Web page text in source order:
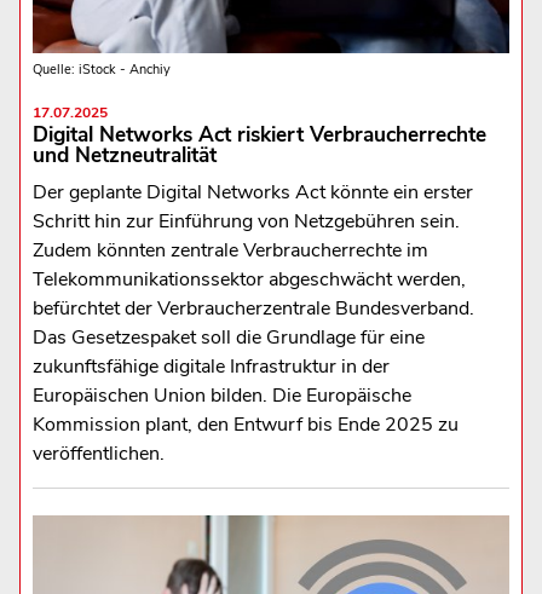
Quelle: iStock - Anchiy
17.07.2025
Digital Networks Act riskiert Verbraucherrechte
und Netzneutralität
Der geplante Digital Networks Act könnte ein erster
Schritt hin zur Einführung von Netzgebühren sein.
Zudem könnten zentrale Verbraucherrechte im
Telekommunikationssektor abgeschwächt werden,
befürchtet der Verbraucherzentrale Bundesverband.
Das Gesetzespaket soll die Grundlage für eine
zukunftsfähige digitale Infrastruktur in der
Europäischen Union bilden. Die Europäische
Kommission plant, den Entwurf bis Ende 2025 zu
veröffentlichen.